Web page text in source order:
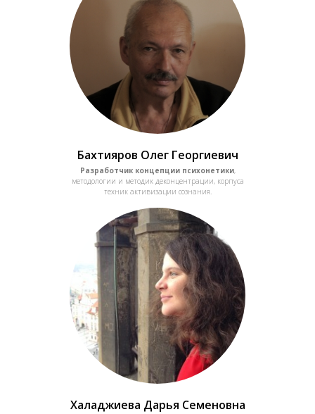
Бахтияров Олег Георгиевич
Разработчик концепции психонетики,
методологии и методик деконцентрации, корпуса
техник активизации сознания.
Халаджиева Дарья Семеновна